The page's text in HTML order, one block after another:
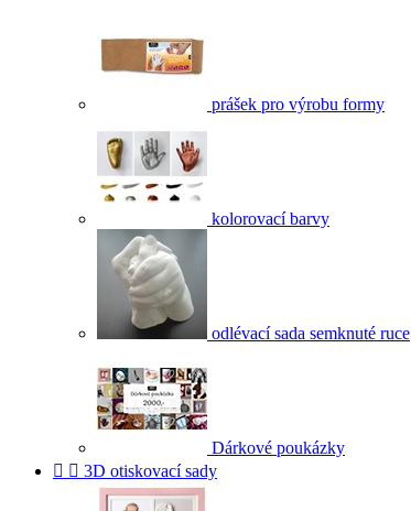
prášek pro výrobu formy
kolorovací barvy
odlévací sada semknuté ruce
Dárkové poukázky
  3D otiskovací sady